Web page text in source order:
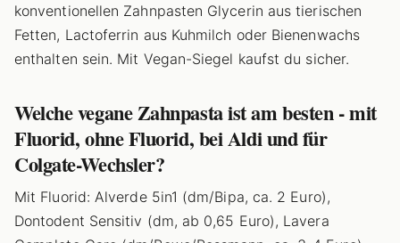
konventionellen Zahnpasten Glycerin aus tierischen
Fetten, Lactoferrin aus Kuhmilch oder Bienenwachs
enthalten sein. Mit Vegan-Siegel kaufst du sicher.
Welche vegane Zahnpasta ist am besten - mit
Fluorid, ohne Fluorid, bei Aldi und für
Colgate-Wechsler?
Mit Fluorid: Alverde 5in1 (dm/Bipa, ca. 2 Euro),
Dontodent Sensitiv (dm, ab 0,65 Euro), Lavera